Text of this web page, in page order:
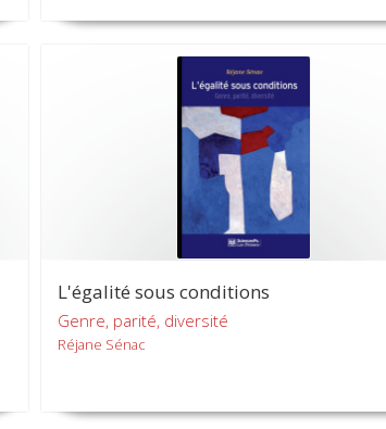
L'égalité sous conditions
Genre, parité, diversité
Réjane Sénac